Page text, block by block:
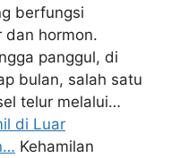
berfungsi
dan hormon.
panggul, di
bulan, salah satu
telur melalui…
di Luar
Kehamilan